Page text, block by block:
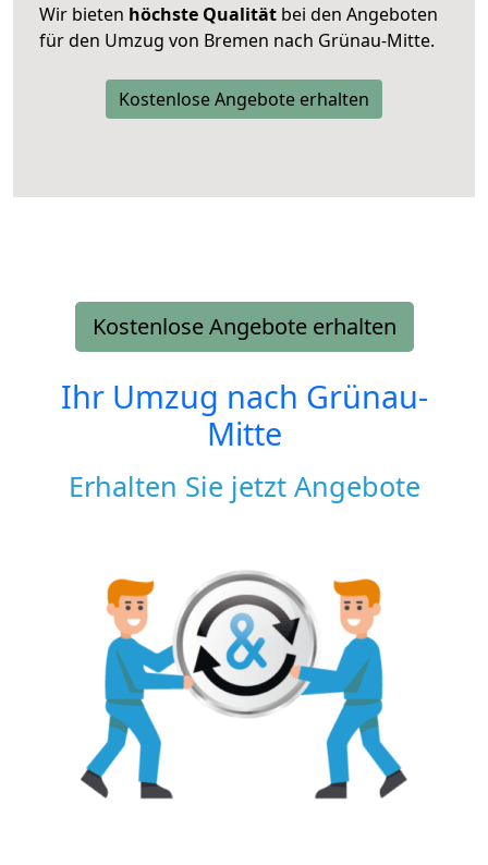
Wir bieten höchste Qualität bei den Angeboten
für den Umzug von Bremen nach Grünau-Mitte.
Kostenlose Angebote erhalten
Kostenlose Angebote erhalten
Ihr Umzug nach Grünau-
Mitte
Erhalten Sie jetzt Angebote